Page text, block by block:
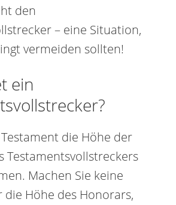
den
– eine Situation,
vermeiden sollten!
ein
die Höhe der
Testamentsvollstreckers
Machen Sie keine
die Höhe des Honorars,